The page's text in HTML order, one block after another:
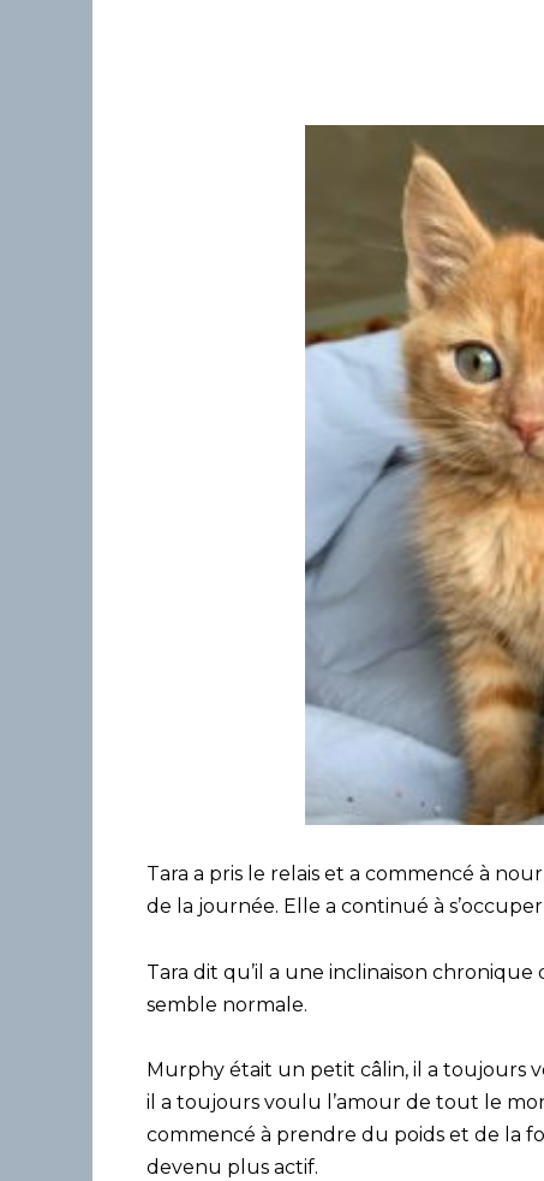
Tara a pris le relais et a commencé à
de la journée. Elle a continué à
Tara dit qu’il a une inclinaison chronique
semble normale.
Murphy était un petit câlin, il a toujours
il a toujours voulu l’amour de tout le
commencé à prendre du poids et de la
devenu plus actif.